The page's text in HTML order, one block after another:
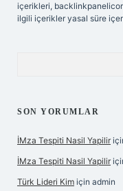
içerikleri,
ilgili içerikler yasal süre
SON YORUMLAR
İMza Tespiti Nasil Yapilir
İMza Tespiti Nasil Yapilir
Türk Lideri Kim için admin